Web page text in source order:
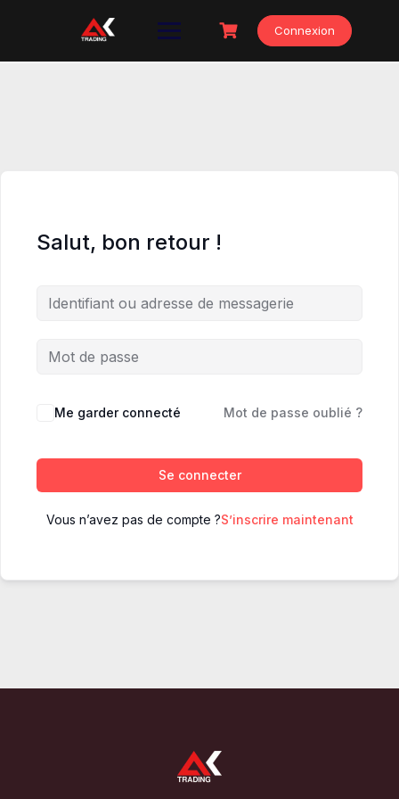
Connexion
Salut, bon retour !
Me garder connecté Mot de passe oublié ?
Se connecter
Vous n’avez pas de compte ?S’inscrire maintenant